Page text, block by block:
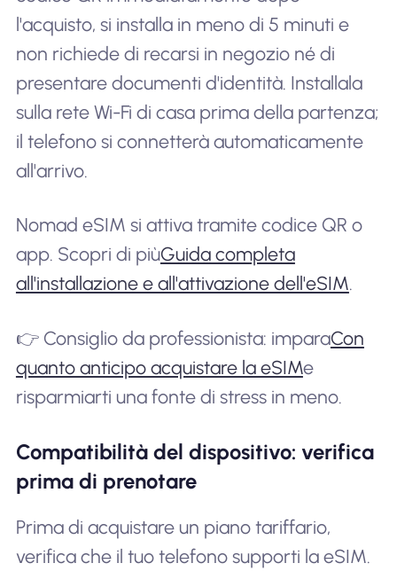
l'acquisto, si installa in meno di 5 minuti e
non richiede di recarsi in negozio né di
presentare documenti d'identità. Installala
sulla rete Wi-Fi di casa prima della partenza;
il telefono si connetterà automaticamente
all'arrivo.
Nomad eSIM si attiva tramite codice QR o
app. Scopri di piùGuida completa
all'installazione e all'attivazione dell'eSIM.
👉 Consiglio da professionista: imparaCon
quanto anticipo acquistare la eSIMe
risparmiarti una fonte di stress in meno.
Compatibilità del dispositivo: verifica
prima di prenotare
Prima di acquistare un piano tariffario,
verifica che il tuo telefono supporti la eSIM.